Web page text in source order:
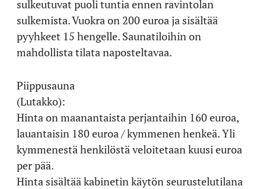
sulkeutuvat puoli tuntia ennen ravintolan
sulkemista. Vuokra on 200 euroa ja sisältää
pyyhkeet 15 hengelle. Saunatiloihin on
mahdollista tilata naposteltavaa.
Piippusauna
(Lutakko):
Hinta on maanantaista perjantaihin 160 euroa,
lauantaisin 180 euroa / kymmenen henkeä. Yli
kymmenestä henkilöstä veloitetaan kuusi euroa
per pää.
Hinta sisältää kabinetin käytön seurustelutilana